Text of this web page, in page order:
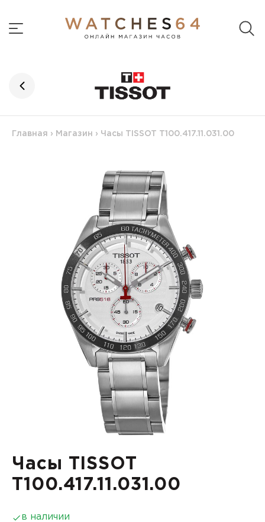
Главная › Магазин › Часы TISSOT T100.417.11.031.00
Часы TISSOT
T100.417.11.031.00
в наличии